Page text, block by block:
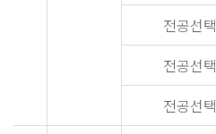
전공선택
전공선택
전공선택